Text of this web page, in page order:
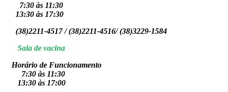
7:30 às 11:30
13:30 às 17:30
(38)2211-4517 / (38)2211-4516/ (38)3229-1584
Sala de vacina
Horário de Funcionamento
7:30 às 11:30
13:30 às 17:00